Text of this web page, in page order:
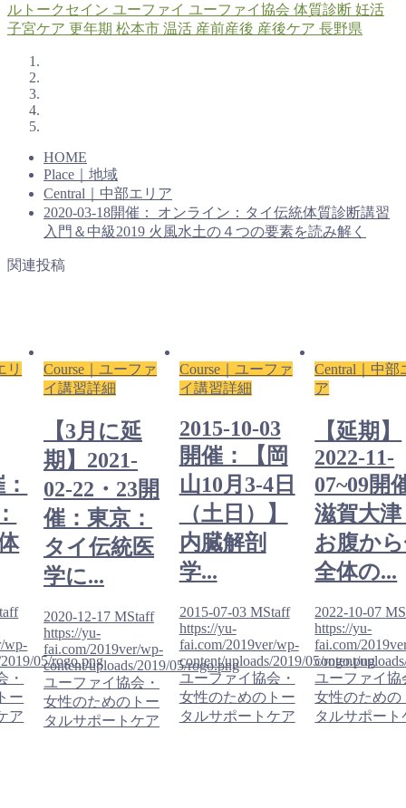
ルトークセイン ユーファイ ユーファイ協会 体質診断 妊活
子宮ケア 更年期 松本市 温活 産前産後 産後ケア 長野県
HOME
Place｜地域
Central｜中部エリア
2020-03-18開催： オンライン：タイ伝統体質診断講習
入門＆中級2019 火風水土の４つの要素を読み解く
関連投稿
リ
wp-
05/rogo.png
・
ー
ア
Course｜ユーファ
イ講習詳細
【3月に延
期】2021-
02-22・23開
催：東京：
タイ伝統医
学に...
2020-12-17 MStaff
https://yu-
fai.com/2019ver/wp-
content/uploads/2019/05/rogo.png
ユーファイ協会・
女性のためのトー
タルサポートケア
Course｜ユーファ
イ講習詳細
2015-10-03
開催：【岡
山10月3-4日
（土日）】
内臓解剖
学...
2015-07-03 MStaff
https://yu-
fai.com/2019ver/wp-
content/uploads/2019/05/rogo.png
ユーファイ協会・
女性のためのトー
タルサポートケア
Central｜中部
ア
【延期】
2022-11-
07~09開
滋賀大
お腹か
全体の...
2022-10-07
https://yu-
fai.com/
content/
ユーファイ協
女性のための
タルサポート